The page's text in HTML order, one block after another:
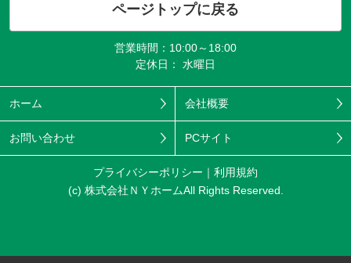
ページトップに戻る
営業時間：10:00～18:00
定休日： 水曜日
ホーム 会社概要
お問い合わせ PCサイト
プライバシーポリシー
利用規約
(c) 株式会社ＮＹホームAll Rights Reserved.